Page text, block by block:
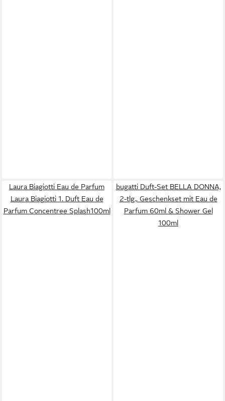
Laura Biagiotti Eau de Parfum
Laura Biagiotti 1. Duft Eau de
Parfum Concentree Splash100ml
bugatti Duft-Set BELLA DONNA,
2-tlg., Geschenkset mit Eau de
Parfum 60ml & Shower Gel
100ml